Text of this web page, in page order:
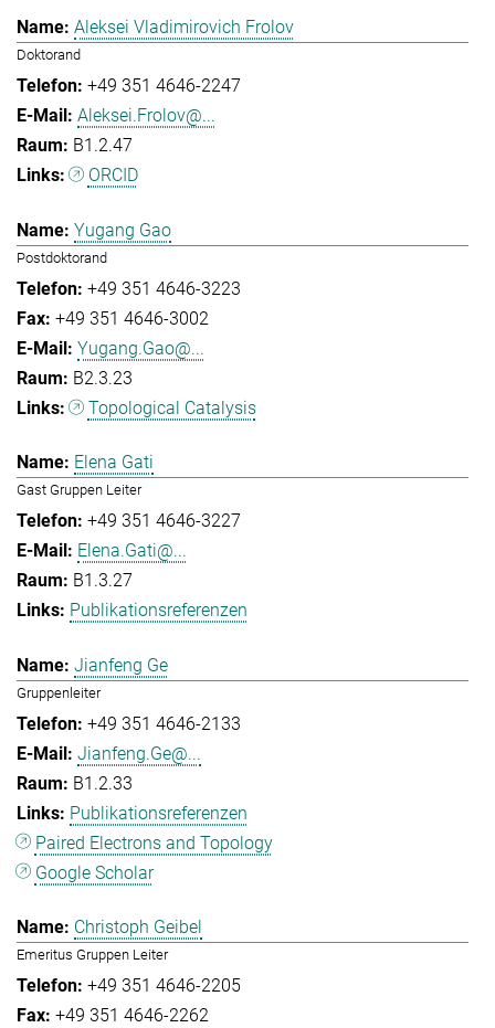
Aleksei Vladimirovich Frolov
Doktorand
+49 351 4646-2247
Aleksei.Frolov@...
B1.2.47
ORCID
Yugang Gao
Postdoktorand
+49 351 4646-3223
+49 351 4646-3002
Yugang.Gao@...
B2.3.23
Topological Catalysis
Elena Gati
Gast Gruppen Leiter
+49 351 4646-3227
Elena.Gati@...
B1.3.27
Publikationsreferenzen
Jianfeng Ge
Gruppenleiter
+49 351 4646-2133
Jianfeng.Ge@...
B1.2.33
Publikationsreferenzen
Paired Electrons and Topology
Google Scholar
Christoph Geibel
Emeritus Gruppen Leiter
+49 351 4646-2205
+49 351 4646-2262